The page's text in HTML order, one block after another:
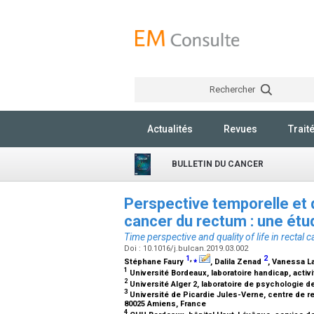
Rechercher
Actualités Revues
BULLETIN DU CANCER
Perspective temporelle et
cancer du rectum : une
Time perspective and quality of life in rectal
Doi : 10.1016/j.bulcan.2019.03.002
Stéphane Faury 1,⁎ , Dalila Zenad 2, Vanessa
1 Université Bordeaux, laboratoire handicap,
2 Université Alger 2, laboratoire de psychologie
3 Université de Picardie Jules-Verne, centre de
80025 Amiens, France
4